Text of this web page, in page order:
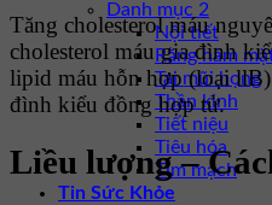
Danh mục 2
Nội tiết
Răng hàm
Tai mũi họng
Thần kinh
Tiết niệu
Tiêu hóa
Tim mạch
Tin Sức Khỏe
Tăng cholesterol máu
cholesterol máu gia đình
lipid máu hỗn hợp (loại
đình kiểu đồng hợp tử.
Liều lượng –